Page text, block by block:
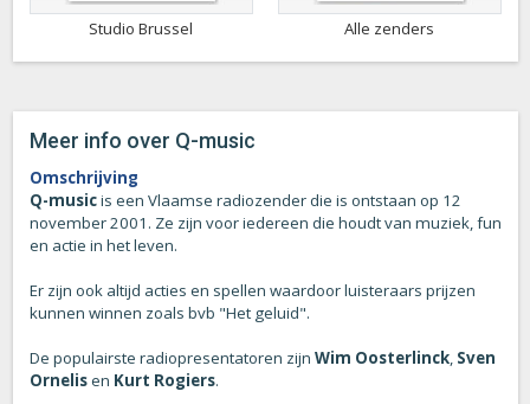
Studio Brussel Alle zenders
Meer info over Q-music
Omschrijving
Q-musicis een Vlaamse radiozender die is ontstaan op 12
november 2001. Ze zijn voor iedereen die houdt van muziek, fun
en actie in het leven.
Er zijn ook altijd acties en spellen waardoor luisteraars prijzen
kunnen winnen zoals bvb "Het geluid".
De populairste radiopresentatoren zijn Wim Oosterlinck, Sven
Ornelisen Kurt Rogiers.